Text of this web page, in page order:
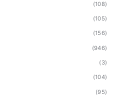
(108)
(105)
(156)
(946)
(3)
(104)
(95)